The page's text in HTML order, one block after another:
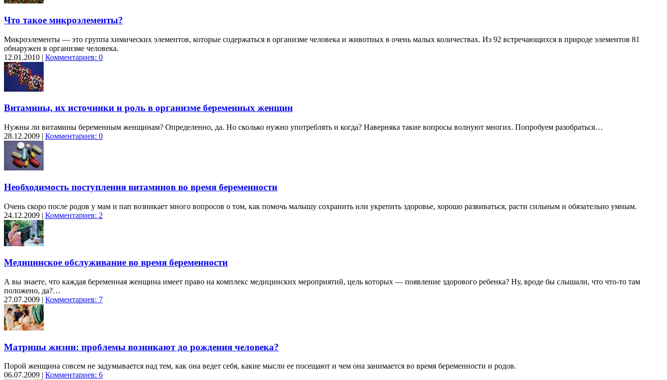
Что такое микроэлементы?
Микроэлементы — это группа химических элементов, которые содержаться в организме человека и животных в очень малых количествах. Из 92 встречающихся в природе элементов 81
обнаружен в организме человека.
12.01.2010 | Комментариев: 0
Витамины, их источники и роль в организме беременных женщин
Нужны ли витамины беременным женщинам? Определенно, да. Но сколько нужно употреблять и когда? Наверняка такие вопросы волнуют многих. Попробуем разобраться…
28.12.2009 | Комментариев: 0
Необходимость поступления витаминов во время беременности
Очень скоро после родов у мам и пап возникает много вопросов о том, как помочь малышу сохранить или укрепить здоровье, хорошо развиваться, расти сильным и обязательно умным.
24.12.2009 | Комментариев: 2
Медицинское обслуживание во время беременности
А вы знаете, что каждая беременная женщина имеет право на комплекс медицинских мероприятий, цель которых — появление здорового ребенка? Ну, вроде бы слышали, что что-то там
положено, да?…
27.07.2009 | Комментариев: 7
Матрицы жизни: проблемы возникают до рождения человека?
Порой женщина совсем не задумывается над тем, как она ведет себя, какие мысли ее посещают и чем она занимается во время беременности и родов.
06.07.2009 | Комментариев: 6